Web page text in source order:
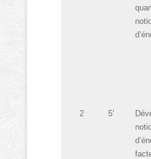
2 5’